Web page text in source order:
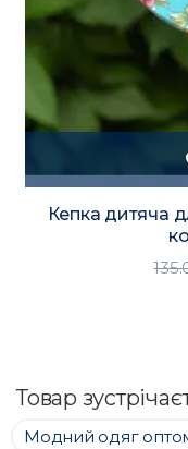
Кепка дитяча
Товар
Модний одяг